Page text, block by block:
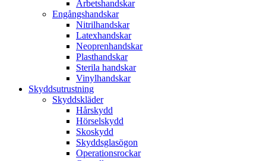
Arbetshandskar
Engångshandskar
Nitrilhandskar
Latexhandskar
Neoprenhandskar
Plasthandskar
Sterila handskar
Vinylhandskar
Skyddsutrustning
Skyddskläder
Hårskydd
Hörselskydd
Skoskydd
Skyddsglasögon
Operationsrockar